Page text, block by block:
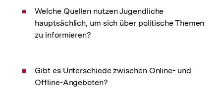
Welche Quellen nutzen Jugendliche
hauptsächlich, um sich über politische Themen
zu informieren?
Gibt es Unterschiede zwischen Online- und
Offline-Angeboten?